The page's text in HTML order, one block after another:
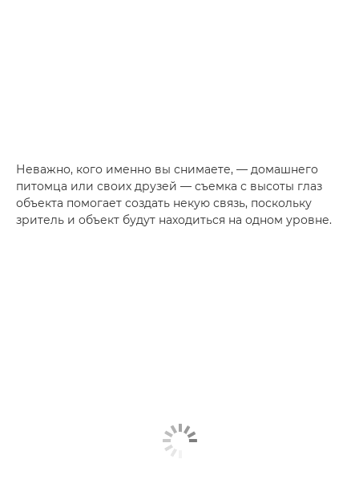
Неважно, кого именно вы снимаете, — домашнего
питомца или своих друзей — съемка с высоты глаз
объекта помогает создать некую связь, поскольку
зритель и объект будут находиться на одном уровне.